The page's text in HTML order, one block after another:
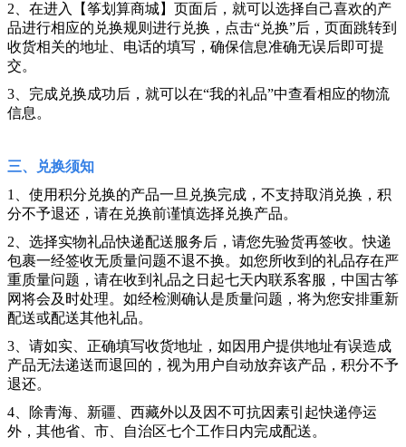
2、在进入【筝划算商城】页面后，就可以选择自己喜欢的产
品进行相应的兑换规则进行兑换，点击“兑换”后，页面跳转到
收货相关的地址、电话的填写，确保信息准确无误后即可提
交。
3、完成兑换成功后，就可以在“我的礼品”中查看相应的物流
信息。
三、兑换须知
1、使用积分兑换的产品一旦兑换完成，不支持取消兑换，积
分不予退还，请在兑换前谨慎选择兑换产品。
2、选择实物礼品快递配送服务后，请您先验货再签收。快递
包裹一经签收无质量问题不退不换。如您所收到的礼品存在严
重质量问题，请在收到礼品之日起七天内联系客服，中国古筝
网将会及时处理。如经检测确认是质量问题，将为您安排重新
配送或配送其他礼品。
3、请如实、正确填写收货地址，如因用户提供地址有误造成
产品无法递送而退回的，视为用户自动放弃该产品，积分不予
退还。
4、除青海、新疆、西藏外以及因不可抗因素引起快递停运
外，其他省、市、自治区七个工作日内完成配送。